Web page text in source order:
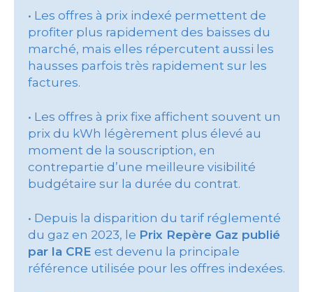
• Les offres à prix indexé permettent de
profiter plus rapidement des baisses du
marché, mais elles répercutent aussi les
hausses parfois très rapidement sur les
factures.
• Les offres à prix fixe affichent souvent un
prix du kWh légèrement plus élevé au
moment de la souscription, en
contrepartie d’une meilleure visibilité
budgétaire sur la durée du contrat.
• Depuis la disparition du tarif réglementé
du gaz en 2023, le Prix Repère Gaz publié
par la CRE est devenu la principale
référence utilisée pour les offres indexées.